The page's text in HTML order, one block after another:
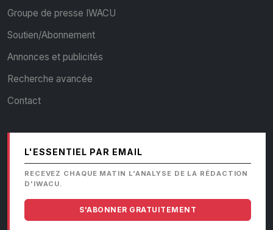
Groupe de presse IWACU
Soutien/Abonnement
Annonces et publicités
Recherche avancée
Contact
L'ESSENTIEL PAR EMAIL
RECEVEZ CHAQUE MATIN L'ANALYSE DE LA RÉDACTION
D'IWACU.
S'ABONNER GRATUITEMENT